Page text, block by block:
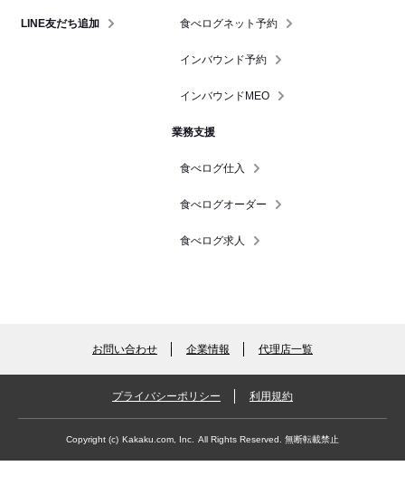
LINE友だち追加 食べログネット予約
インバウンド予約
インバウンドMEO
業務支援
食べログ仕入
食べログオーダー
食べログ求人
お問い合わせ 企業情報 代理店一覧
プライバシーポリシー 利用規約
Copyright (c) Kakaku.com, Inc. All Rights Reserved. 無断転載禁止